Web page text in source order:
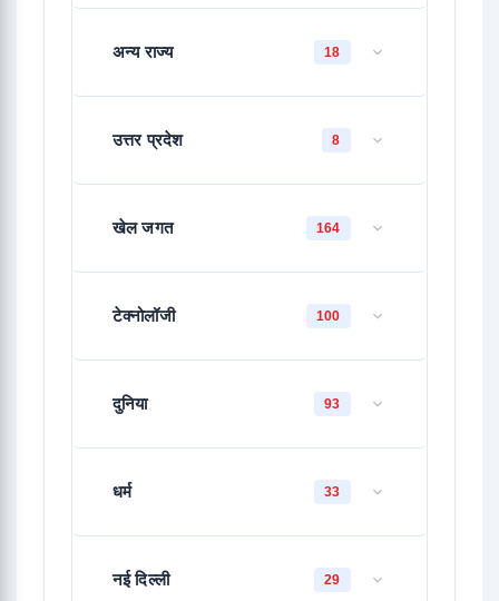
अन्य राज्य 18
उत्तर प्रदेश 8
खेल जगत 164
टेक्नोलॉजी 100
दुनिया 93
धर्म 33
नई दिल्ली 29